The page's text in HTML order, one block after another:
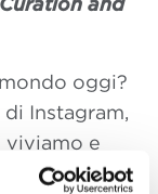
oggi?
Instagram,
viviamo e